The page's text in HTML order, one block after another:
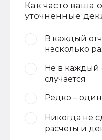
Как часто ваша
уточненные
В каждый
несколько
Не в каждый
случается
Редко –
Никогда не
расчеты и